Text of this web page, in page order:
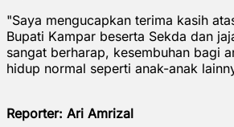
"Saya mengucapkan terima kasih
Bupati Kampar beserta Sekda dan
sangat berharap, kesembuhan bagi
hidup normal seperti anak-anak
Reporter: Ari Amrizal